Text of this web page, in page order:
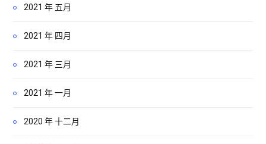
2021 年 五月
2021 年 四月
2021 年 三月
2021 年 一月
2020 年 十二月